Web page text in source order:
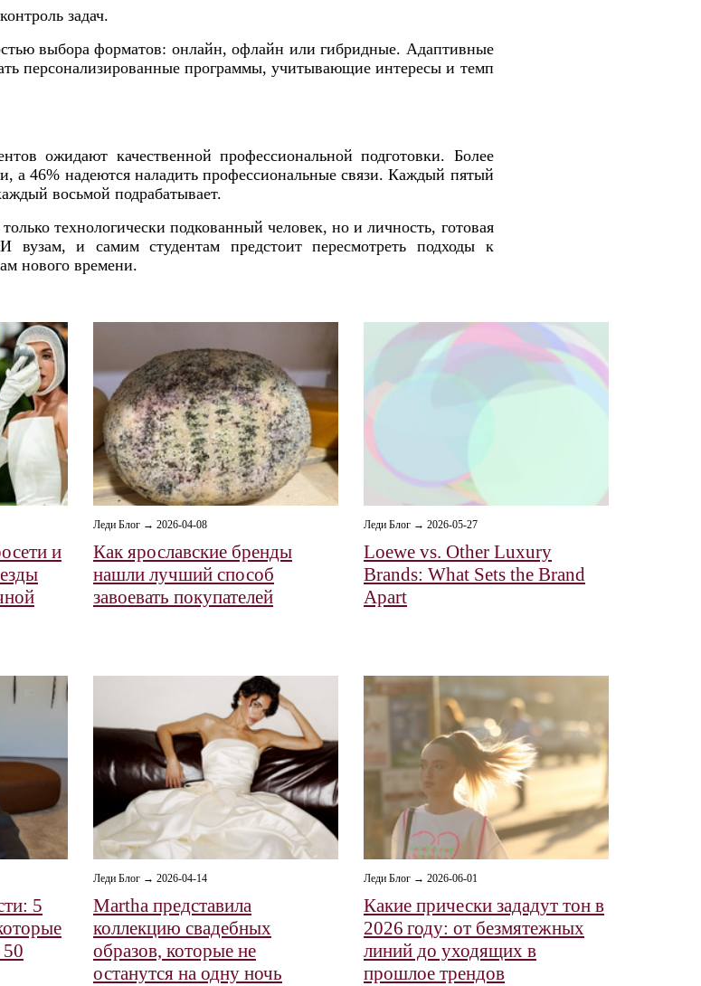
задач.
выбора форматов: онлайн, офлайн или гибридные. Адаптивные
персонализированные программы, учитывающие интересы и темп
ожидают качественной профессиональной подготовки. Более
а 46% надеются наладить профессиональные связи. Каждый пятый
восьмой подрабатывает.
технологически подкованный человек, но и личность, готовая
и самим студентам предстоит пересмотреть подходы к
нового времени.
и
Леди Блог → 2026-04-08
Как ярославские бренды
нашли лучший способ
завоевать покупателей
Леди Блог → 2026-05-27
Loewe vs. Other Luxury
Brands: What Sets the Brand
Apart
5
Леди Блог → 2026-04-14
Martha представила
коллекцию свадебных
образов, которые не
останутся на одну ночь
Леди Блог → 2026-06-01
Какие прически зададут тон в
2026 году: от безмятежных
линий до уходящих в
прошлое трендов